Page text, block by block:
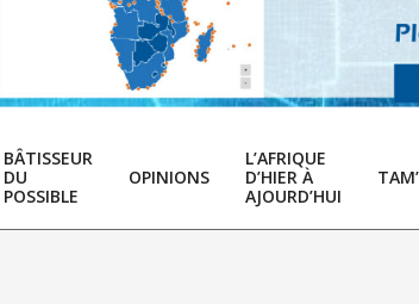
BÂTISSEUR
DU
POSSIBLE
OPINIONS
L’AFRIQUE
D’HIER À
AJOURD’HUI